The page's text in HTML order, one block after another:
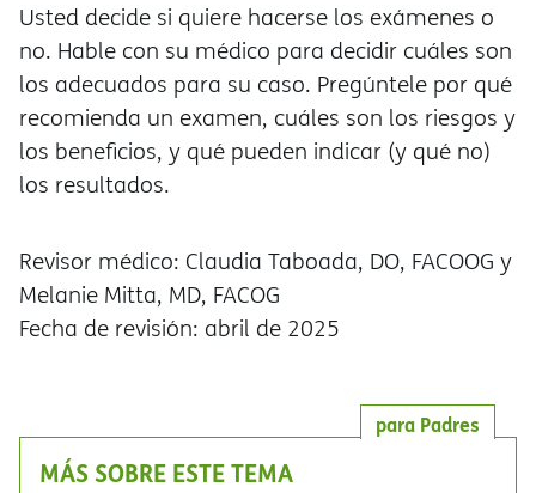
Usted decide si quiere hacerse los exámenes o
no. Hable con su médico para decidir cuáles son
los adecuados para su caso. Pregúntele por qué
recomienda un examen, cuáles son los riesgos y
los beneficios, y qué pueden indicar (y qué no)
los resultados.
Revisor médico: Claudia Taboada, DO, FACOOG y
Melanie Mitta, MD, FACOG
Fecha de revisión: abril de 2025
para Padres
MÁS SOBRE ESTE TEMA